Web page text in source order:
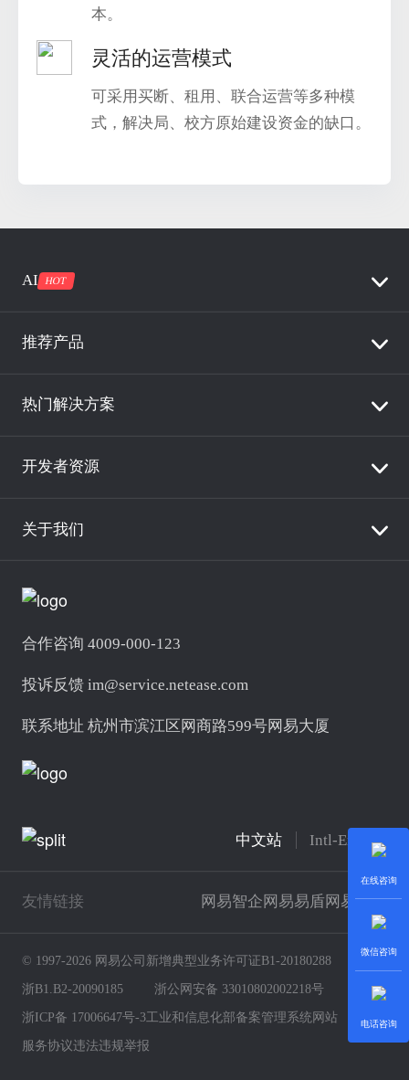
本。
灵活的运营模式
可采用买断、租用、联合运营等多种模
式，解决局、校方原始建设资金的缺口。
在线咨询
微信咨询
电话咨询
AI HOT
推荐产品
热门解决方案
开发者资源
关于我们
合作咨询 4009-000-123
投诉反馈 im@service.netease.com
联系地址 杭州市滨江区网商路599号网易大厦
中文站 Intl-English
友情链接 网易智企 网易易盾 网易云商
© 1997-2026 网易公司 新增典型业务许可证B1-20180288
浙B1.B2-20090185
浙公网安备 33010802002218号
浙ICP备 17006647号-3工业和信息化部备案管理系统网站
服务协议违法违规举报